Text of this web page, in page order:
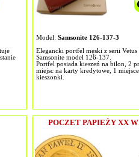
Model: Samsonite 126-137-3
Elegancki portfel męski z serii
Samsonite model 126-137.
Portfel posiada kieszeń na bilon, 2
miejsc na karty kredytowe, 1
kieszonki.
POCZET PAPIEŻY XX